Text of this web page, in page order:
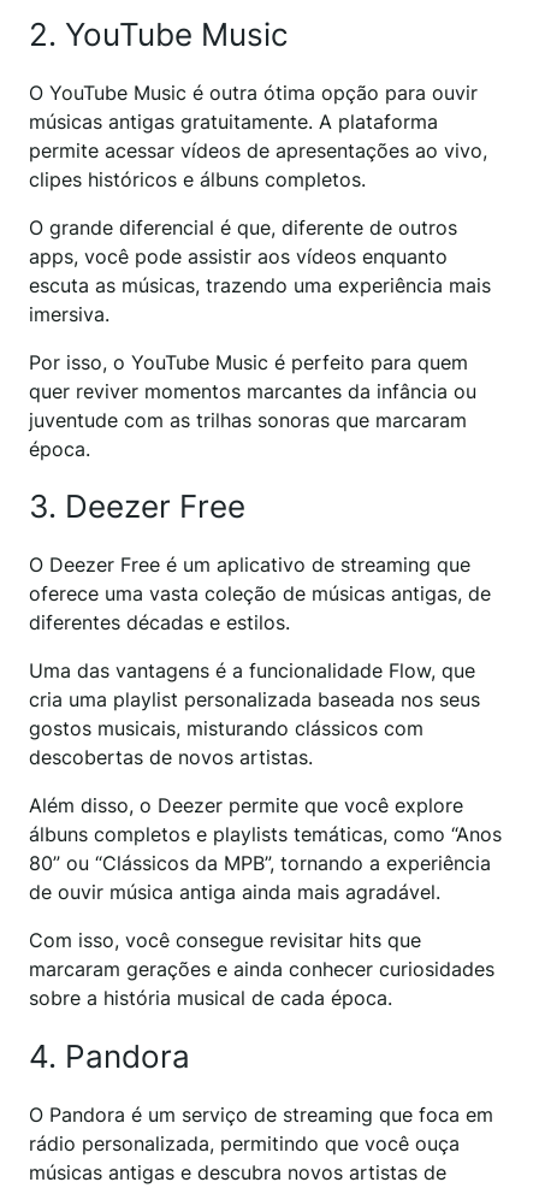
2. YouTube Music
O YouTube Music é outra ótima opção para ouvir
músicas antigas gratuitamente. A plataforma
permite acessar vídeos de apresentações ao vivo,
clipes históricos e álbuns completos.
O grande diferencial é que, diferente de outros
apps, você pode assistir aos vídeos enquanto
escuta as músicas, trazendo uma experiência mais
imersiva.
Por isso, o YouTube Music é perfeito para quem
quer reviver momentos marcantes da infância ou
juventude com as trilhas sonoras que marcaram
época.
3. Deezer Free
O Deezer Free é um aplicativo de streaming que
oferece uma vasta coleção de músicas antigas, de
diferentes décadas e estilos.
Uma das vantagens é a funcionalidade Flow, que
cria uma playlist personalizada baseada nos seus
gostos musicais, misturando clássicos com
descobertas de novos artistas.
Além disso, o Deezer permite que você explore
álbuns completos e playlists temáticas, como “Anos
80” ou “Clássicos da MPB”, tornando a experiência
de ouvir música antiga ainda mais agradável.
Com isso, você consegue revisitar hits que
marcaram gerações e ainda conhecer curiosidades
sobre a história musical de cada época.
4. Pandora
O Pandora é um serviço de streaming que foca em
rádio personalizada, permitindo que você ouça
músicas antigas e descubra novos artistas de